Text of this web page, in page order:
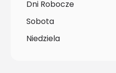
Dni Robocze
Sobota
Niedziela